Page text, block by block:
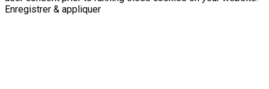
Enregistrer & appliquer